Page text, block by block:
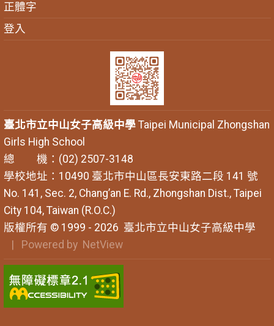
正體字
登入
臺北市立中山女子高級中學Taipei Municipal Zhongshan
Girls High School
總 機：(02) 2507-3148
學校地址：10490 臺北市中山區長安東路二段 141 號
No. 141, Sec. 2, Chang’an E. Rd., Zhongshan Dist., Taipei
City 104, Taiwan (R.O.C.)
版權所有 © 1999 - 2026 臺北市立中山女子高級中學
| Powered by NetView